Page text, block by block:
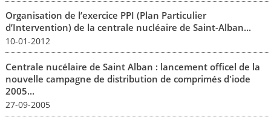
Organisation de l’exercice PPI (Plan Particulier
d’Intervention) de la centrale nucléaire de Saint-Alban...
10-01-2012
Centrale nucélaire de Saint Alban : lancement officel de la
nouvelle campagne de distribution de comprimés d'iode
2005...
27-09-2005